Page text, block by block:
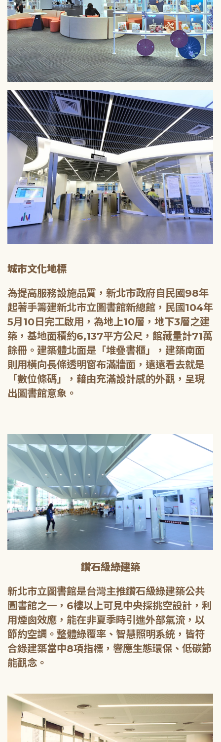
城市文化地標
為提高服務設施品質，新北市政府自民國98年
起著手籌建新北市立圖書館新總館，民國104年
5月10日完工啟用，為地上10層，地下3層之建
築，基地面積約6,137平方公尺，館藏量計71萬
餘冊。建築體北面是「堆疊書櫃」，建築南面
則用橫向長條透明窗布滿牆面，遠遠看去就是
「數位條碼」，藉由充滿設計感的外觀，呈現
出圖書館意象。
鑽石級綠建築
新北市立圖書館是台灣主推鑽石級綠建築公共
圖書館之一，6樓以上可見中央採挑空設計，利
用煙囪效應，能在非夏季時引進外部氣流，以
節約空調。整體綠覆率、智慧照明系統，皆符
合綠建築當中8項指標，響應生態環保、低碳節
能觀念。